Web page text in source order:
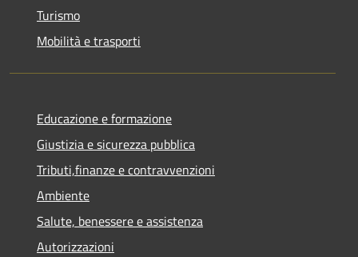
Turismo
Mobilità e trasporti
Educazione e formazione
Giustizia e sicurezza pubblica
Tributi,finanze e contravvenzioni
Ambiente
Salute, benessere e assistenza
Autorizzazioni